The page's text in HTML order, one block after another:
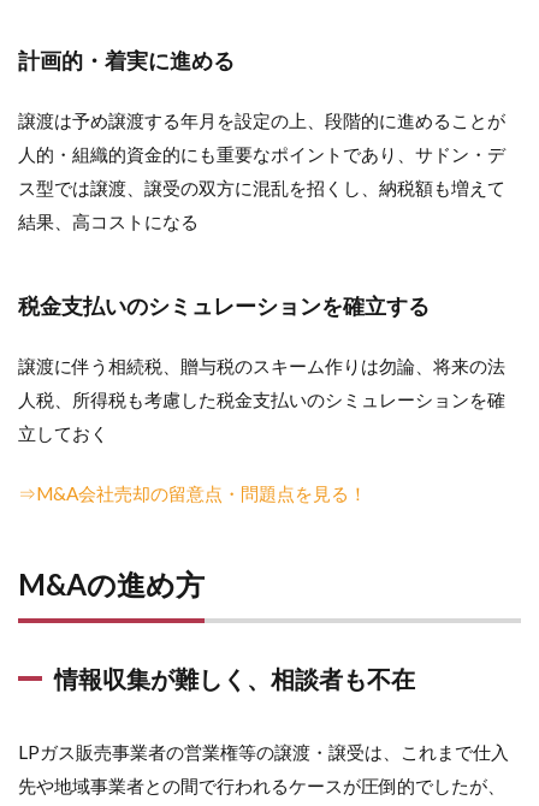
計画的・着実に進める
譲渡は予め譲渡する年月を設定の上、段階的に進めることが
人的・組織的資金的にも重要なポイントであり、サドン・デ
ス型では譲渡、譲受の双方に混乱を招くし、納税額も増えて
結果、高コストになる
税金支払いのシミュレーションを確立する
譲渡に伴う相続税、贈与税のスキーム作りは勿論、将来の法
人税、所得税も考慮した税金支払いのシミュレーションを確
立しておく
⇒M&A会社売却の留意点・問題点を見る！
M&Aの進め方
情報収集が難しく、相談者も不在
LPガス販売事業者の営業権等の譲渡・譲受は、これまで仕入
先や地域事業者との間で行われるケースが圧倒的でしたが、